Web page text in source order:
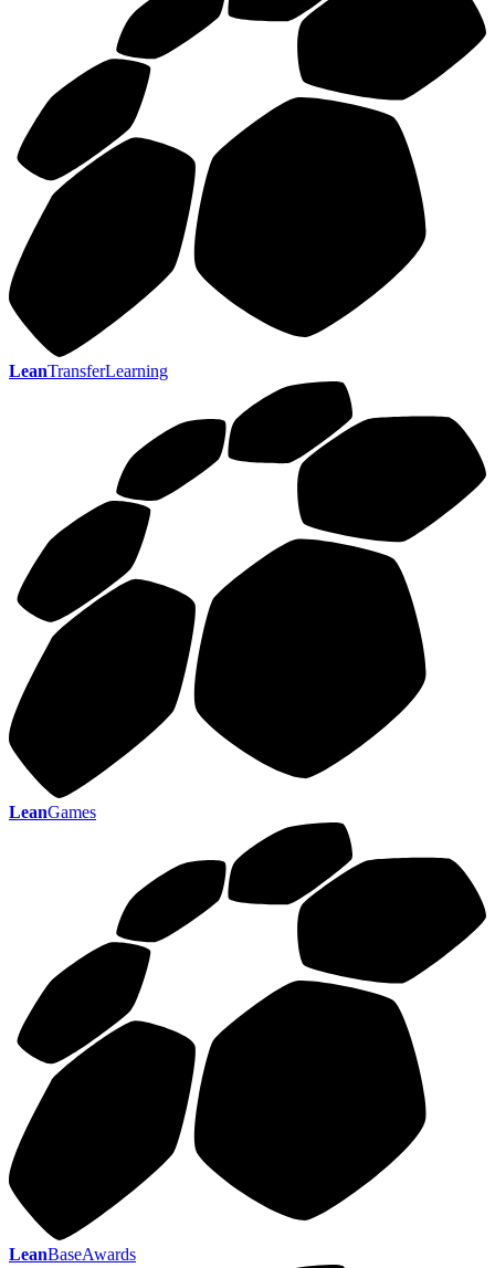
LeanTransferLearning
LeanGames
LeanBaseAwards